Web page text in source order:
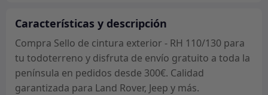
cantidad
Características y descripción
Compra Sello de cintura exterior - RH 110/130 para
tu todoterreno y disfruta de envío gratuito a toda la
península en pedidos desde 300€. Calidad
garantizada para Land Rover, Jeep y más.